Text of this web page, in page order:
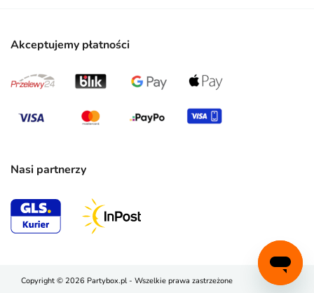
Akceptujemy płatności
Nasi partnerzy
Copyright © 2026 Partybox.pl - Wszelkie prawa zastrzeżone